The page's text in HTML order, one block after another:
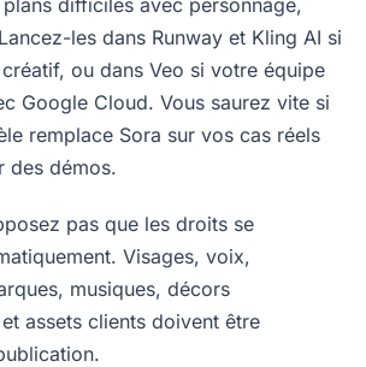
les dans Runway et Kling AI si
ou dans Veo si votre équipe
Google Cloud. Vous saurez vite si
remplace Sora sur vos cas réels
des démos.
pas que les droits se
Visages, voix,
musiques, décors
assets clients doivent être